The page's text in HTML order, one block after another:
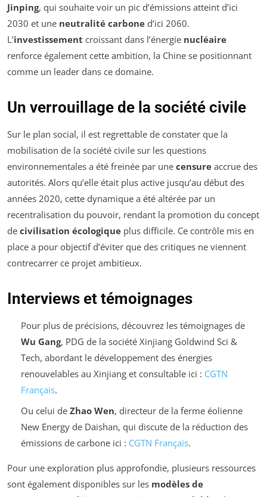
Jinping, qui souhaite voir un pic d’émissions atteint d’ici
2030 et une neutralité carbone d’ici 2060.
L’investissement croissant dans l’énergie nucléaire
renforce également cette ambition, la Chine se positionnant
comme un leader dans ce domaine.
Un verrouillage de la société civile
Sur le plan social, il est regrettable de constater que la
mobilisation de la société civile sur les questions
environnementales a été freinée par une censure accrue des
autorités. Alors qu’elle était plus active jusqu’au début des
années 2020, cette dynamique a été altérée par un
recentralisation du pouvoir, rendant la promotion du concept
de civilisation écologique plus difficile. Ce contrôle mis en
place a pour objectif d’éviter que des critiques ne viennent
contrecarrer ce projet ambitieux.
Interviews et témoignages
Pour plus de précisions, découvrez les témoignages de
Wu Gang, PDG de la société Xinjiang Goldwind Sci &
Tech, abordant le développement des énergies
renouvelables au Xinjiang et consultable ici : CGTN
Français.
Ou celui de Zhao Wen, directeur de la ferme éolienne
New Energy de Daishan, qui discute de la réduction des
émissions de carbone ici : CGTN Français.
Pour une exploration plus approfondie, plusieurs ressources
sont également disponibles sur les modèles de